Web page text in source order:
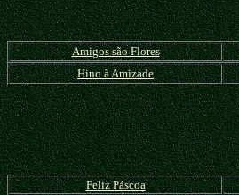
Amigos são Flores
Hino à Amizade
Feliz Páscoa